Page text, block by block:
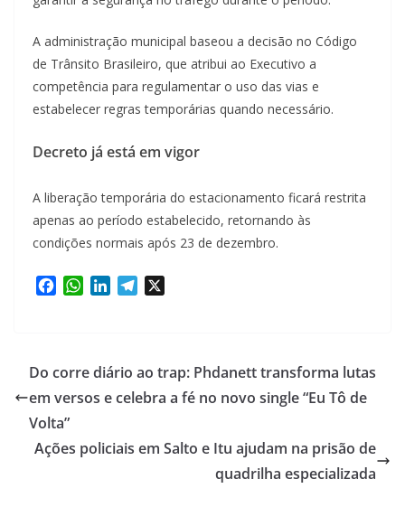
A administração municipal baseou a decisão no Código
de Trânsito Brasileiro, que atribui ao Executivo a
competência para regulamentar o uso das vias e
estabelecer regras temporárias quando necessário.
Decreto já está em vigor
A liberação temporária do estacionamento ficará restrita
apenas ao período estabelecido, retornando às
condições normais após 23 de dezembro.
b
o
o
k
W
s
A
p
e
d
I
g
r
a
Do corre diário ao trap: Phdanett transforma lutas
em versos e celebra a fé no novo single “Eu Tô de
Volta”
Ações policiais em Salto e Itu ajudam na prisão de
quadrilha especializada